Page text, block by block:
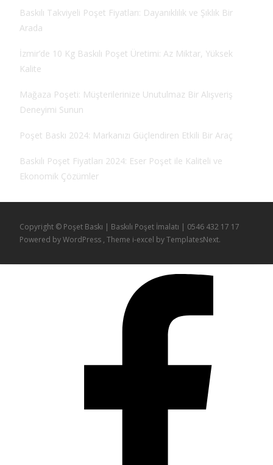
Baskılı Takviyeli Poşet Fiyatları: Dayanıklılık ve Şıklık Bir
Arada
İzmir’de 10 Kg Baskılı Poşet Üretimi: Az Miktar, Yüksek
Kalite
Mağaza Poşeti: Müşterilerinize Unutulmaz Bir Alışveriş
Deneyimi Sunun
Poşet Baskı 2024: Markanızı Güçlendiren Etkili Bir Araç
Baskılı Poşet Fiyatları 2024: Eser Poşet ile Kaliteli ve
Ekonomik Çözümler
Copyright © Poşet Baskı | Baskılı Poşet İmalatı | 0546 432 17 17
Powered by WordPress , Theme i-excel by TemplatesNext.